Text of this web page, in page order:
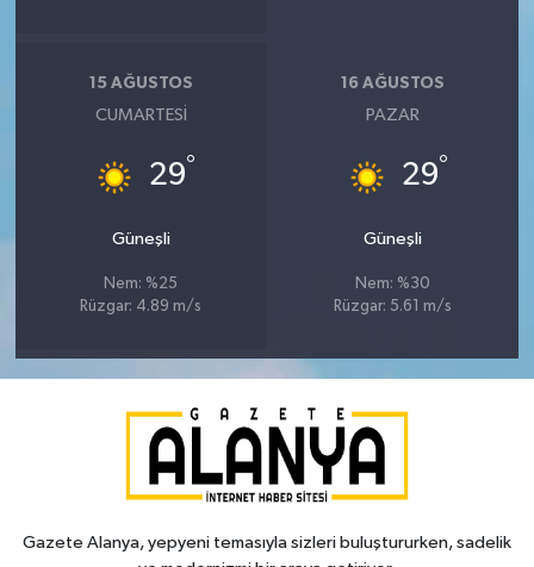
15 AĞUSTOS
CUMARTESI
29°
Güneşli
Nem: %25
Rüzgar: 4.89 m/s
16 AĞUSTOS
PAZAR
29°
Güneşli
Nem: %30
Rüzgar: 5.61 m/s
Gazete Alanya, yepyeni temasıyla sizleri buluştururken, sadelik